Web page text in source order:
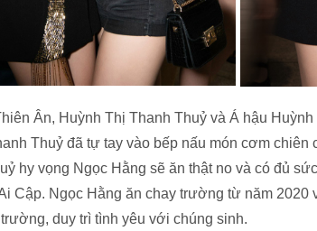
Ân, Huỳnh Thị Thanh Thuỷ và Á hậu
Thuỷ đã tự tay vào bếp nấu món cơm chiên
hy vọng Ngọc Hằng sẽ ăn thật no và có đủ
Cập. Ngọc Hằng ăn chay trường từ năm 2020
duy trì tình yêu với chúng sinh.